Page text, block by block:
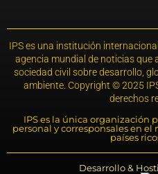
IPS es una institución
agencia mundial de noticias que
sociedad civil sobre desarrollo,
ambiente. Copyright © 2025
derechos
IPS es la única organización
personal y corresponsales en
países
Desarrollo &